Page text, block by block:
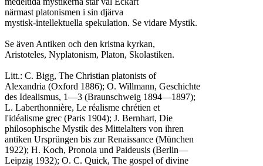
närmast platonismen i sin djärva
mystisk-intellektuella spekulation. Se vidare Mystik.
Se även Antiken och den kristna kyrkan,
Aristoteles, Nyplatonism, Platon, Skolastiken.
Litt.: C. Bigg, The Christian platonists of
Alexandria (Oxford 1886); O. Willmann, Geschichte
des Idealismus, 1—3 (Braunschweig 1894—1897);
L. Laberthonnière, Le réalisme chrétien et
l'idéalisme grec (Paris 1904); J. Bernhart, Die
philosophische Mystik des Mittelalters von ihren
antiken Ursprüngen bis zur Renaissance (München
1922); H. Koch, Pronoia und Paideusis (Berlin—
Leipzig 1932); O. C. Quick, The gospel of divine